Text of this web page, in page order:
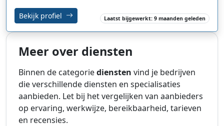
Bekijk profiel Laatst bijgewerkt: 9 maanden geleden
Meer over diensten
Binnen de categoriediensten vind je bedrijven
die verschillende diensten en specialisaties
aanbieden. Let bij het vergelijken van aanbieders
op ervaring, werkwijze, bereikbaarheid, tarieven
en recensies.